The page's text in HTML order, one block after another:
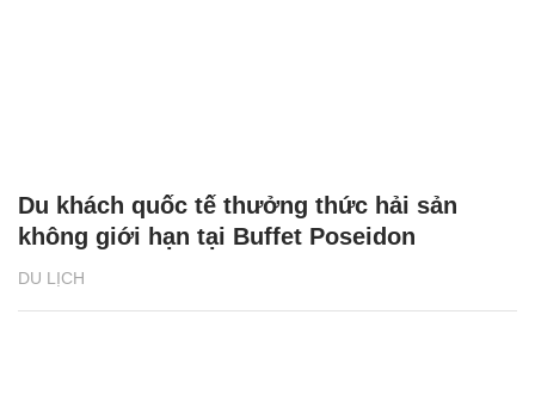
DU LỊCH
Du khách quốc tế thưởng thức hải sản
không giới hạn tại Buffet Poseidon